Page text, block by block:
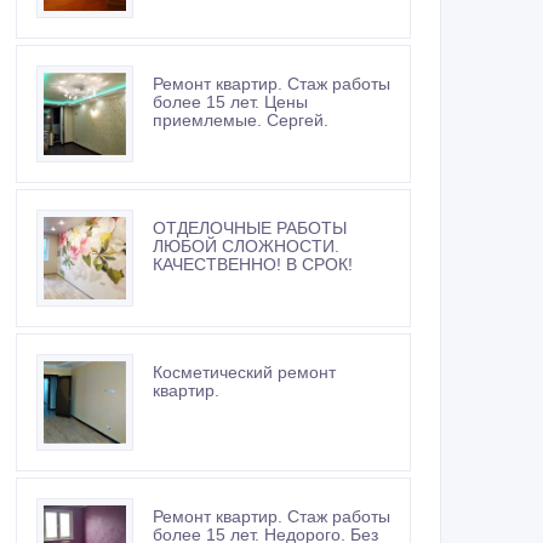
Ремонт квартир. Стаж работы
более 15 лет. Цены
приемлемые. Сергей.
ОТДЕЛОЧНЫЕ РАБОТЫ
ЛЮБОЙ СЛОЖНОСТИ.
КАЧЕСТВЕННО! В СРОК!
Косметический ремонт
квартир.
Ремонт квартир. Стаж работы
более 15 лет. Недорого. Без